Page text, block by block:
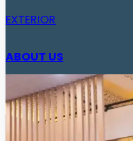
EXTERIOR
ABOUT US